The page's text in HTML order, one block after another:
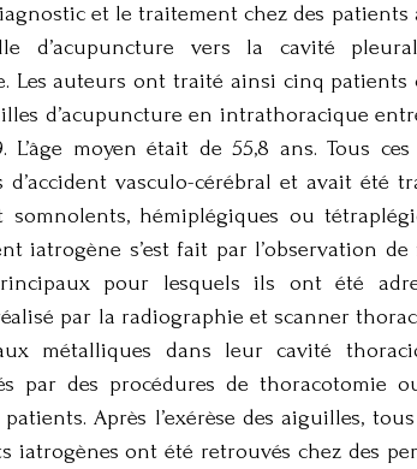
et le traitement chez des patients
d’acupuncture vers la cavité
Les auteurs ont traité ainsi cinq patients
d’acupuncture en intrathoracique
L’âge moyen était de 55,8 ans. Tous
vasculo-cérébral et avait été
hémiplégiques ou
iatrogène s’est fait par l’observation
pour lesquels ils ont été
par la radiographie et scanner
métalliques dans leur cavité
par des procédures de thoracotomie
Après l’exérèse des aiguilles,
iatrogènes ont été retrouvés chez des